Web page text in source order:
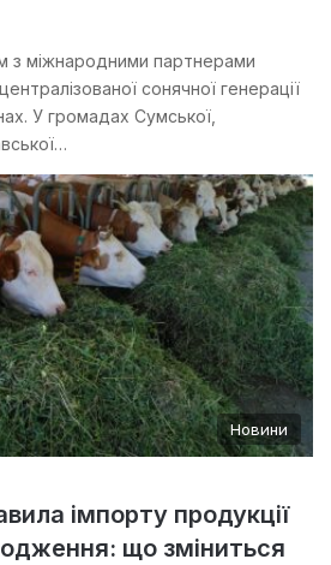
з міжнародними партнерами
сонячної генерації
У громадах Сумської,
Новини
імпорту продукції
що зміниться